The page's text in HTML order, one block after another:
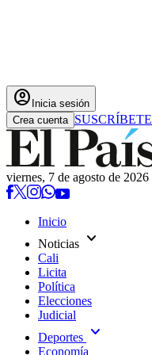
account_circle Inicia sesión
Crea cuenta SUSCRÍBETE
viernes, 7 de agosto de 2026
Inicio
Noticias expand_more
Cali
Licita
Política
Elecciones
Judicial
Deportes expand_more
Economía